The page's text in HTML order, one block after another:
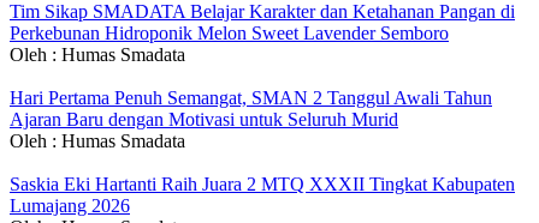
Tim Sikap SMADATA Belajar Karakter dan Ketahanan Pangan di
Perkebunan Hidroponik Melon Sweet Lavender Semboro
Oleh : Humas Smadata
Hari Pertama Penuh Semangat, SMAN 2 Tanggul Awali Tahun
Ajaran Baru dengan Motivasi untuk Seluruh Murid
Oleh : Humas Smadata
Saskia Eki Hartanti Raih Juara 2 MTQ XXXII Tingkat Kabupaten
Lumajang 2026